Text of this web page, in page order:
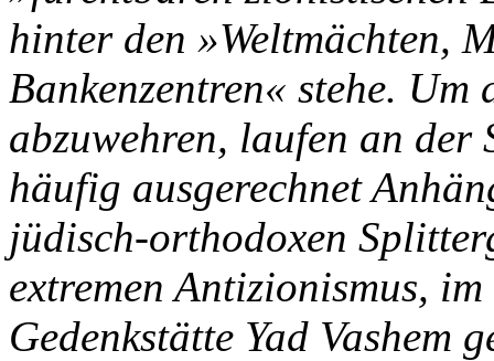
hinter den »Weltmächten,
Bankenzentren« stehe.
abzuwehren, laufen an der
häufig ausgerechnet
jüdisch-orthodoxen
extremen Antizionismus,
Gedenkstätte Yad Vashem